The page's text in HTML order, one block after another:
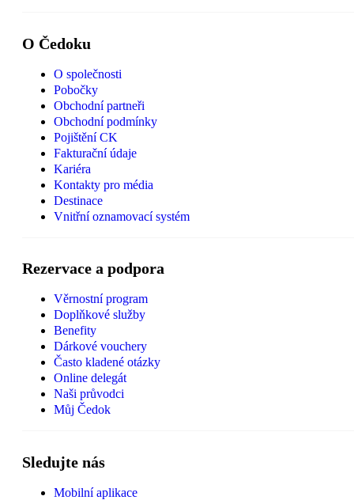
O Čedoku
O společnosti
Pobočky
Obchodní partneři
Obchodní podmínky
Pojištění CK
Fakturační údaje
Kariéra
Kontakty pro média
Destinace
Vnitřní oznamovací systém
Rezervace a podpora
Věrnostní program
Doplňkové služby
Benefity
Dárkové vouchery
Často kladené otázky
Online delegát
Naši průvodci
Můj Čedok
Sledujte nás
Mobilní aplikace